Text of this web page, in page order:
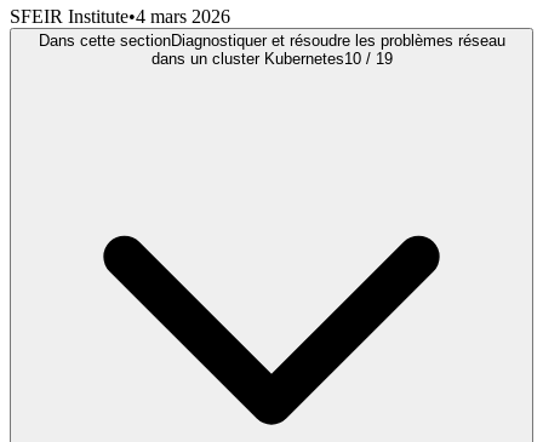
SFEIR Institute•4 mars 2026
Dans cette sectionDiagnostiquer et résoudre les problèmes réseau
dans un cluster Kubernetes10/ 19